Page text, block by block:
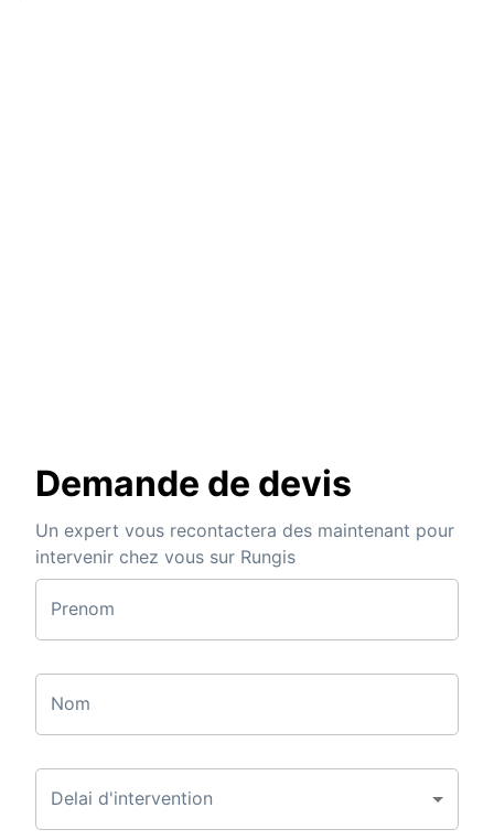
Demande de devis
Un expert vous recontactera des maintenant pour
intervenir chez vous sur Rungis
Prenom
Nom
Delai d'intervention